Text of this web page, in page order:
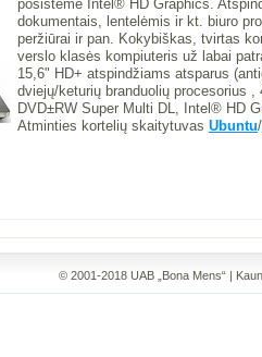
posistemė Intel® HD Graphics.
dokumentais, lentelėmis ir kt. biuro
peržiūrai ir pan. Kokybiškas, tvirtas
verslo klasės kompiuteris už labai
15,6" HD+ atspindžiams atsparus
dviejų/keturių branduolių procesorius
DVD±RW Super Multi DL, Intel® HD
Atminties kortelių skaitytuvas Ubuntu/
© 2001-2018 UAB „Bona Mens“ |